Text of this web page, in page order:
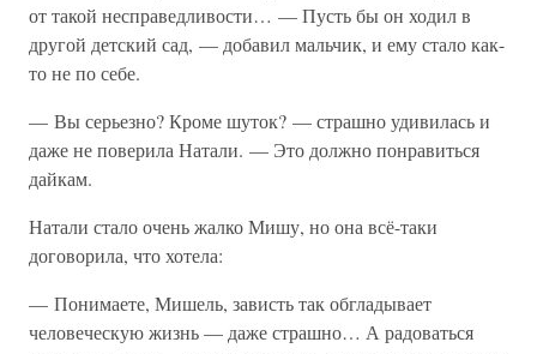
от такой несправедливости… — Пусть бы он ходил в
другой детский сад, — добавил мальчик, и ему стало как-
то не по себе.
— Вы серьезно? Кроме шуток? — страшно удивилась и
даже не поверила Натали. — Это должно понравиться
дайкам.
Натали стало очень жалко Мишу, но она всё-таки
договорила, что хотела:
— Понимаете, Мишель, зависть так обгладывает
человеческую жизнь — даже страшно… А радоваться